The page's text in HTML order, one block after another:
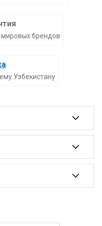
мировых брендов
Узбекистану